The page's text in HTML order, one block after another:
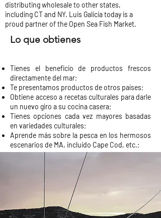
distributing wholesale to other states,
including CT and NY. Luis Galicia today is a
proud partner of the Open Sea Fish Market.
Lo que obtienes
Tienes el beneficio de productos frescos
directamente del mar;
Te presentamos productos de otros países;
Obtiene acceso a recetas culturales para darle
un nuevo giro a su cocina casera;
Tienes opciones cada vez mayores basadas
en variedades culturales;
Aprende más sobre la pesca en los hermosos
escenarios de MA, incluido Cape Cod, etc.;